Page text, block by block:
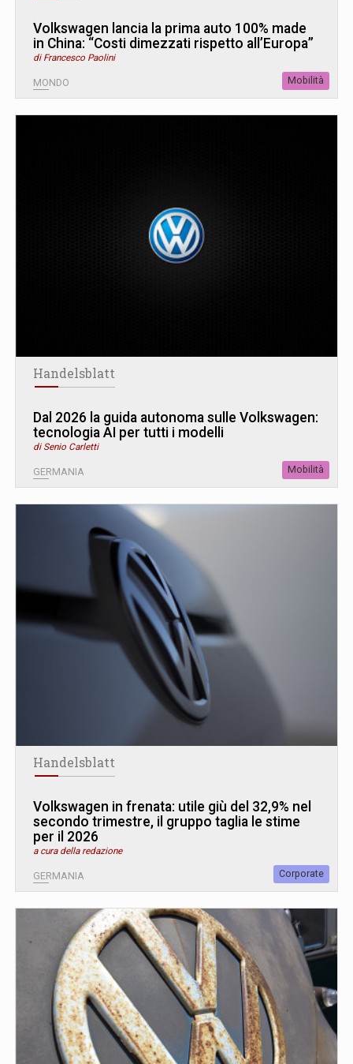
Volkswagen lancia la prima auto 100% made
in China: “Costi dimezzati rispetto all’Europa”
di Francesco Paolini
MONDO Mobilità
Handelsblatt
Dal 2026 la guida autonoma sulle Volkswagen:
tecnologia AI per tutti i modelli
di Senio Carletti
GERMANIA Mobilità
Handelsblatt
Volkswagen in frenata: utile giù del 32,9% nel
secondo trimestre, il gruppo taglia le stime
per il 2026
a cura della redazione
GERMANIA Corporate